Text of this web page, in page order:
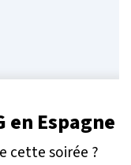
en Espagne
cette soirée ?